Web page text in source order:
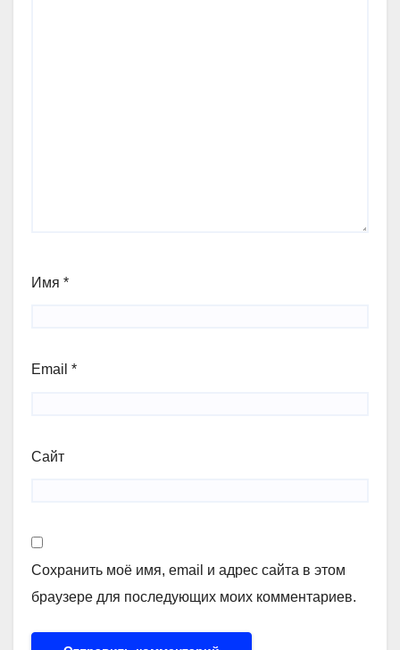
Имя *
Email *
Сайт
Сохранить моё имя, email и адрес сайта в этом
браузере для последующих моих комментариев.